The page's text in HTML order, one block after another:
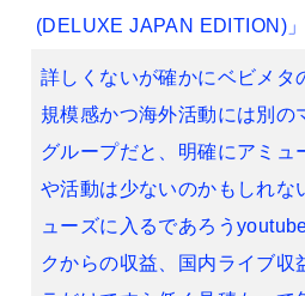
(DELUXE JAPAN EDITION)
詳しくないが確かにベビメタ
規模感かつ海外活動には別の
グループだと、明確にアミュ
や活動は少ないのかもしれな
ューズに入るであろう
クからの収益、国内ライブ収